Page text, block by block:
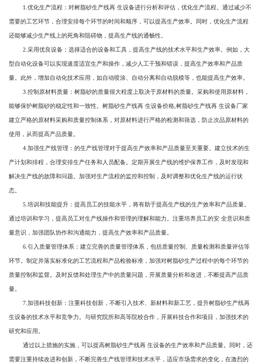
1.优化生产流程：对树脂砂生产线再 生设备进行分析和评估，优化生产流程。通过减少不
需要的工艺环节，合理安排每个环节的时间和顺序，可以提高生产效率。同时，优化生产流程
还能够减少生产线上的死角和阻碍物，提高生产线的通畅性。
2.采用优良设备：选择适合的设备和工具，提高生产线的技术水平和生产效率。例如，大
型自动化设备可以实现速度适宜生产和操作，减少人工干预和错误，提高生产效率和产品质
量。此外，增加自动化技术应用，如自动喷涂、自动分离和自动脱模等，也能提高生产效率。
3.控制原材料质量：树脂砂的质量很大程度上取决于原材料的质量。采购和使用原材料，
能够保护树脂砂的稳定性和一致性。树脂砂生产线再 生设备价格,树脂砂生产线再 生设备厂家
建立严格的原材料采购和质量控制体系，对原材料进行严格的检测和筛选，防止次品原材料的
使用，从而提高产品质量。
4.加强生产线管理：的生产线管理对于提高生产效率和产品质量至关重要。建立技术的生
产计划和排程，合理安排生产任务和人员配备。定期开展生产线的维护保养工作，及时发现和
解决生产线的故障和问题。加强对生产流程的监控和控制，及时调整和优化生产线的运行状
态。
5.培训和技能提升：提高员工的技能水平，将有助于提高生产线的生产效率和产品质量。
通过培训和学习，提高员工对生产线操作和管理的理解和能力。注重培养员工的安 全意识和质
量意识，加强团队协作和沟通能力，提高生产效率和产品质量。
6.引入质量管理体系：建立完善的质量管理体系，包括质量控制、质量检测和质量评估等
环节。制定并落实标准化的工艺流程和产品检验标准，加强对树脂砂生产过程中的每个环节的
质量控制和监督。及时反馈和处理生产中的质量问题，开展质量分析和改进，不断提高产品质
量。
7.加强科技创新：注重科技创新，不断引入技术、新材料和新工艺，提升树脂砂生产线再
生设备的技术水平和竞争力。与研究院所和高等院校合作，开展科技合作和项目，加强技术的
研究和应用。
通过以上措施的实施，可以提高树脂砂生产线再 生设备的生产效率和产品质量。同时，还
需要注重持续改进和创新，不断完善生产线管理和技术水平，适应市场需求的变化，在激烈的